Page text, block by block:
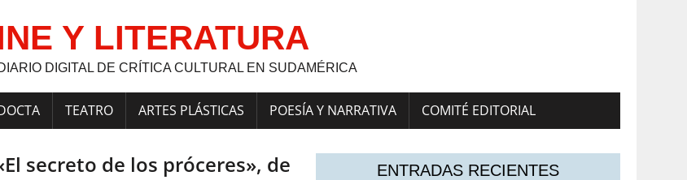
Y LITERATURA
DIGITAL DE CRÍTICA CULTURAL EN SUDAMÉRICA
TEATRO ARTES PLÁSTICAS POESÍA Y NARRATIVA COMITÉ EDITORIAL
secreto de los próceres», de
ENTRADAS RECIENTES